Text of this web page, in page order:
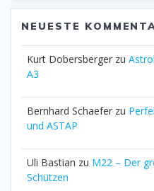
NEUESTE
Kurt Dobersberger zu
A3
Bernhard Schaefer zu
und ASTAP
Uli Bastian zu M22 – Der
Schützen